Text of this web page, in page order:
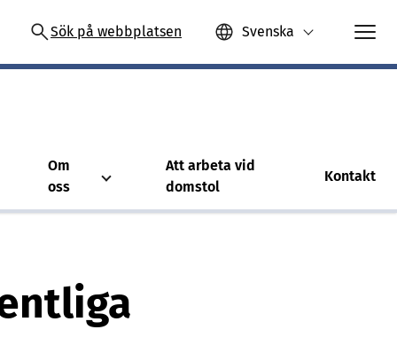
Sök på webbplatsen Svenska
Om
oss
Att arbeta vid
domstol
Kontakt